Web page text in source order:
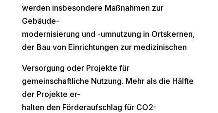
werden insbesondere Maßnahmen zur
Gebäude-
modernisierung und -umnutzung in Ortskernen,
der Bau von Einrichtungen zur medizinischen
Versorgung oder Projekte für
gemeinschaftliche Nutzung. Mehr als die Hälfte
der Projekte er-
halten den Förderaufschlag für CO2-